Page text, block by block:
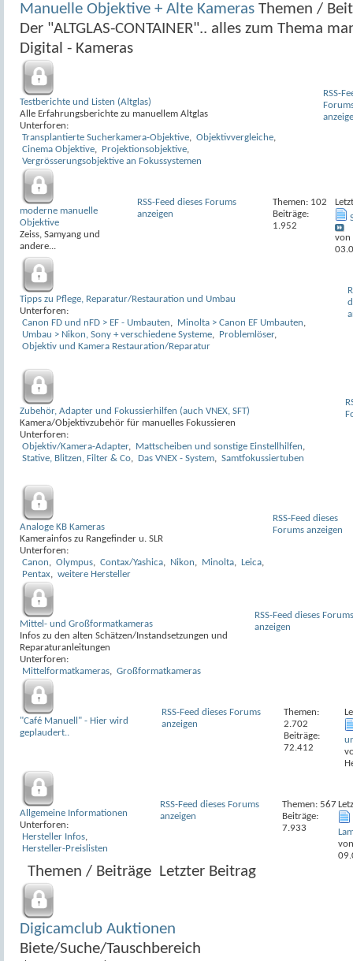
Manuelle Objektive + Alte Kameras Themen /
Der "ALTGLAS-CONTAINER".. alles zum Thema
Digital - Kameras
Testberichte und Listen (Altglas)
Alle Erfahrungsberichte zu manuellem Altglas
Unterforen:
Transplantierte Sucherkamera-Objektive, Objektivvergleiche,
Cinema Objektive, Projektionsobjektive,
Vergrösserungsobjektive an Fokussystemen
RSS-
moderne manuelle
Objektive
Zeiss, Samyang und
andere...
RSS-Feed dieses Forums
anzeigen
Themen: 102
Beiträge:
1.952
von
Tipps zu Pflege, Reparatur/Restauration und Umbau
Unterforen:
Canon FD und nFD > EF - Umbauten, Minolta > Canon EF Umbauten,
Umbau > Nikon, Sony + verschiedene Systeme, Problemlöser,
Objektiv und Kamera Restauration/Reparatur
Zubehör, Adapter und Fokussierhilfen (auch VNEX, SFT)
Kamera/Objektivzubehör für manuelles Fokussieren
Unterforen:
Objektiv/Kamera-Adapter, Mattscheiben und sonstige Einstellhilfen,
Stative, Blitzen, Filter & Co, Das VNEX - System, Samtfokussiertuben
Analoge KB Kameras
Kamerainfos zu Rangefinder u. SLR
Unterforen:
Canon, Olympus, Contax/Yashica, Nikon, Minolta, Leica,
Pentax, weitere Hersteller
RSS-Feed dieses
Forums anzeigen
Mittel- und Großformatkameras
Infos zu den alten Schätzen/Instandsetzungen und
Reparaturanleitungen
Unterforen:
Mittelformatkameras, Großformatkameras
RSS-Feed dieses Forums
anzeigen
"Café Manuell" - Hier wird
geplaudert..
RSS-Feed dieses Forums
anzeigen
Themen:
2.702
Beiträge:
72.412
Allgemeine Informationen
Unterforen:
Hersteller Infos,
Hersteller-Preislisten
RSS-Feed dieses Forums
anzeigen
Themen: 567
Beiträge:
7.933
Themen / Beiträge Letzter Beitrag
Digicamclub Auktionen
Biete/Suche/Tauschbereich